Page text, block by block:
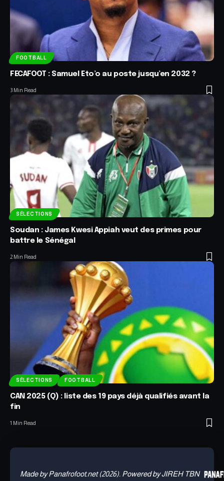
FOOTBALL
FECAFOOT : Samuel Eto’o au poste jusqu’en 2032 ?
3 Min Read
SÉLECTIONS
Soudan : James Kwesi Appiah veut des primes pour
battre le Sénégal
2 Min Read
SÉLECTIONS FOOTBALL
CAN 2025 (Q) : liste des 19 pays déjà qualifiés avant la
fin
1 Min Read
Made by Panafrofoot.net (2026). Powered by JIREH TBN